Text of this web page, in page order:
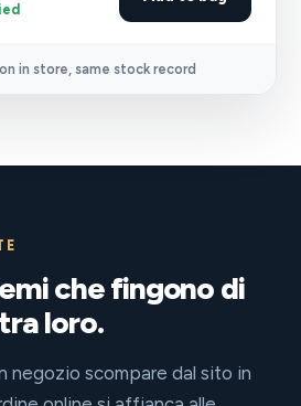
in store, same stock record
che fingono di
loro.
negozio scompare dal sito in